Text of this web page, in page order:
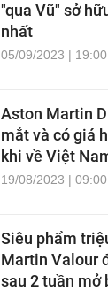
"qua Vũ" sở
nhất
05/09/2023 | 19:00
Aston Martin
mắt và có giá
khi về Việt
19/08/2023 | 09:00
Siêu phẩm
Martin Valour
sau 2 tuần mở